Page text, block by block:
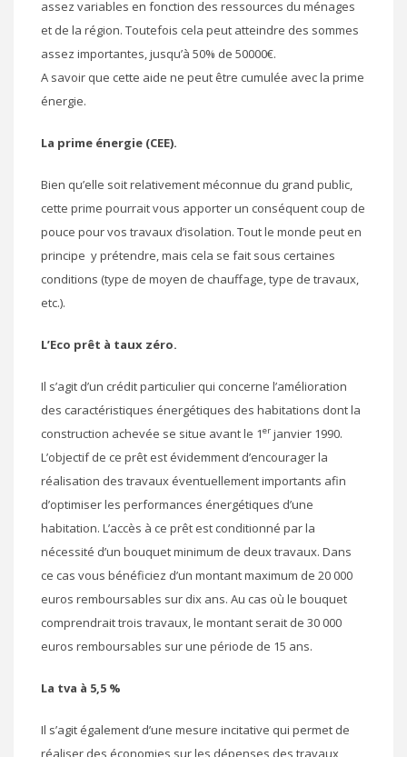
assez variables en fonction des ressources du ménages
et de la région. Toutefois cela peut atteindre des sommes
assez importantes, jusqu’à 50% de 50000€.
A savoir que cette aide ne peut être cumulée avec la prime
énergie.
La prime énergie (CEE).
Bien qu’elle soit relativement méconnue du grand public,
cette prime pourrait vous apporter un conséquent coup de
pouce pour vos travaux d’isolation. Tout le monde peut en
principe y prétendre, mais cela se fait sous certaines
conditions (type de moyen de chauffage, type de travaux,
etc.).
L’Eco prêt à taux zéro.
Il s’agit d’un crédit particulier qui concerne l’amélioration
des caractéristiques énergétiques des habitations dont la
construction achevée se situe avant le 1er janvier 1990.
L’objectif de ce prêt est évidemment d’encourager la
réalisation des travaux éventuellement importants afin
d’optimiser les performances énergétiques d’une
habitation. L’accès à ce prêt est conditionné par la
nécessité d’un bouquet minimum de deux travaux. Dans
ce cas vous bénéficiez d’un montant maximum de 20 000
euros remboursables sur dix ans. Au cas où le bouquet
comprendrait trois travaux, le montant serait de 30 000
euros remboursables sur une période de 15 ans.
La tva à 5,5 %
Il s’agit également d’une mesure incitative qui permet de
réaliser des économies sur les dépenses des travaux